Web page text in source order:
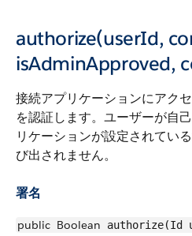
authorize(userId,
isAdminApproved,
接続アプリケーションにアク
を認証します。ユーザーが自
リケーションが設定されてい
び出されません。
署名
public Boolean authorize(Id